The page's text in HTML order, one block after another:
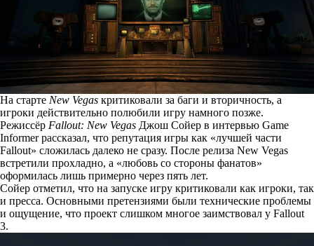
На старте New Vegas критиковали за баги и вторичность, а
игроки действительно полюбили игру намного позже.
Режиссёр Fallout: New Vegas Джош Сойер в интервью Game
Informerрассказал, что репутация игры как «лучшей части
Fallout» сложилась далеко не сразу. После релиза New Vegas
встретили прохладно, а «любовь со стороны фанатов»
оформилась лишь примерно через пять лет.
Сойер отметил, что на запуске игру критиковали как игроки, так
и пресса. Основными претензиями были технические проблемы
и ощущение, что проект слишком многое заимствовал у Fallout
3.